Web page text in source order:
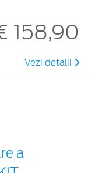
158,90
Vezi detalii
a